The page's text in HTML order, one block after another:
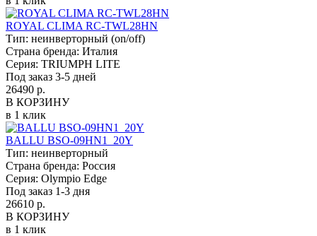
ROYAL CLIMA RC-TWL28HN
Тип: неинверторный (on/off)
Страна бренда: Италия
Серия: TRIUMPH LITE
Под заказ 3-5 дней
26490 р.
В КОРЗИНУ
в 1 клик
BALLU BSO-09HN1_20Y
Тип: неинверторный
Страна бренда: Россия
Серия: Olympio Edge
Под заказ 1-3 дня
26610 р.
В КОРЗИНУ
в 1 клик